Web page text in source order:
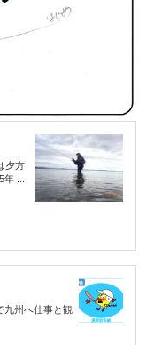
夕方
...
九州へ仕事と観